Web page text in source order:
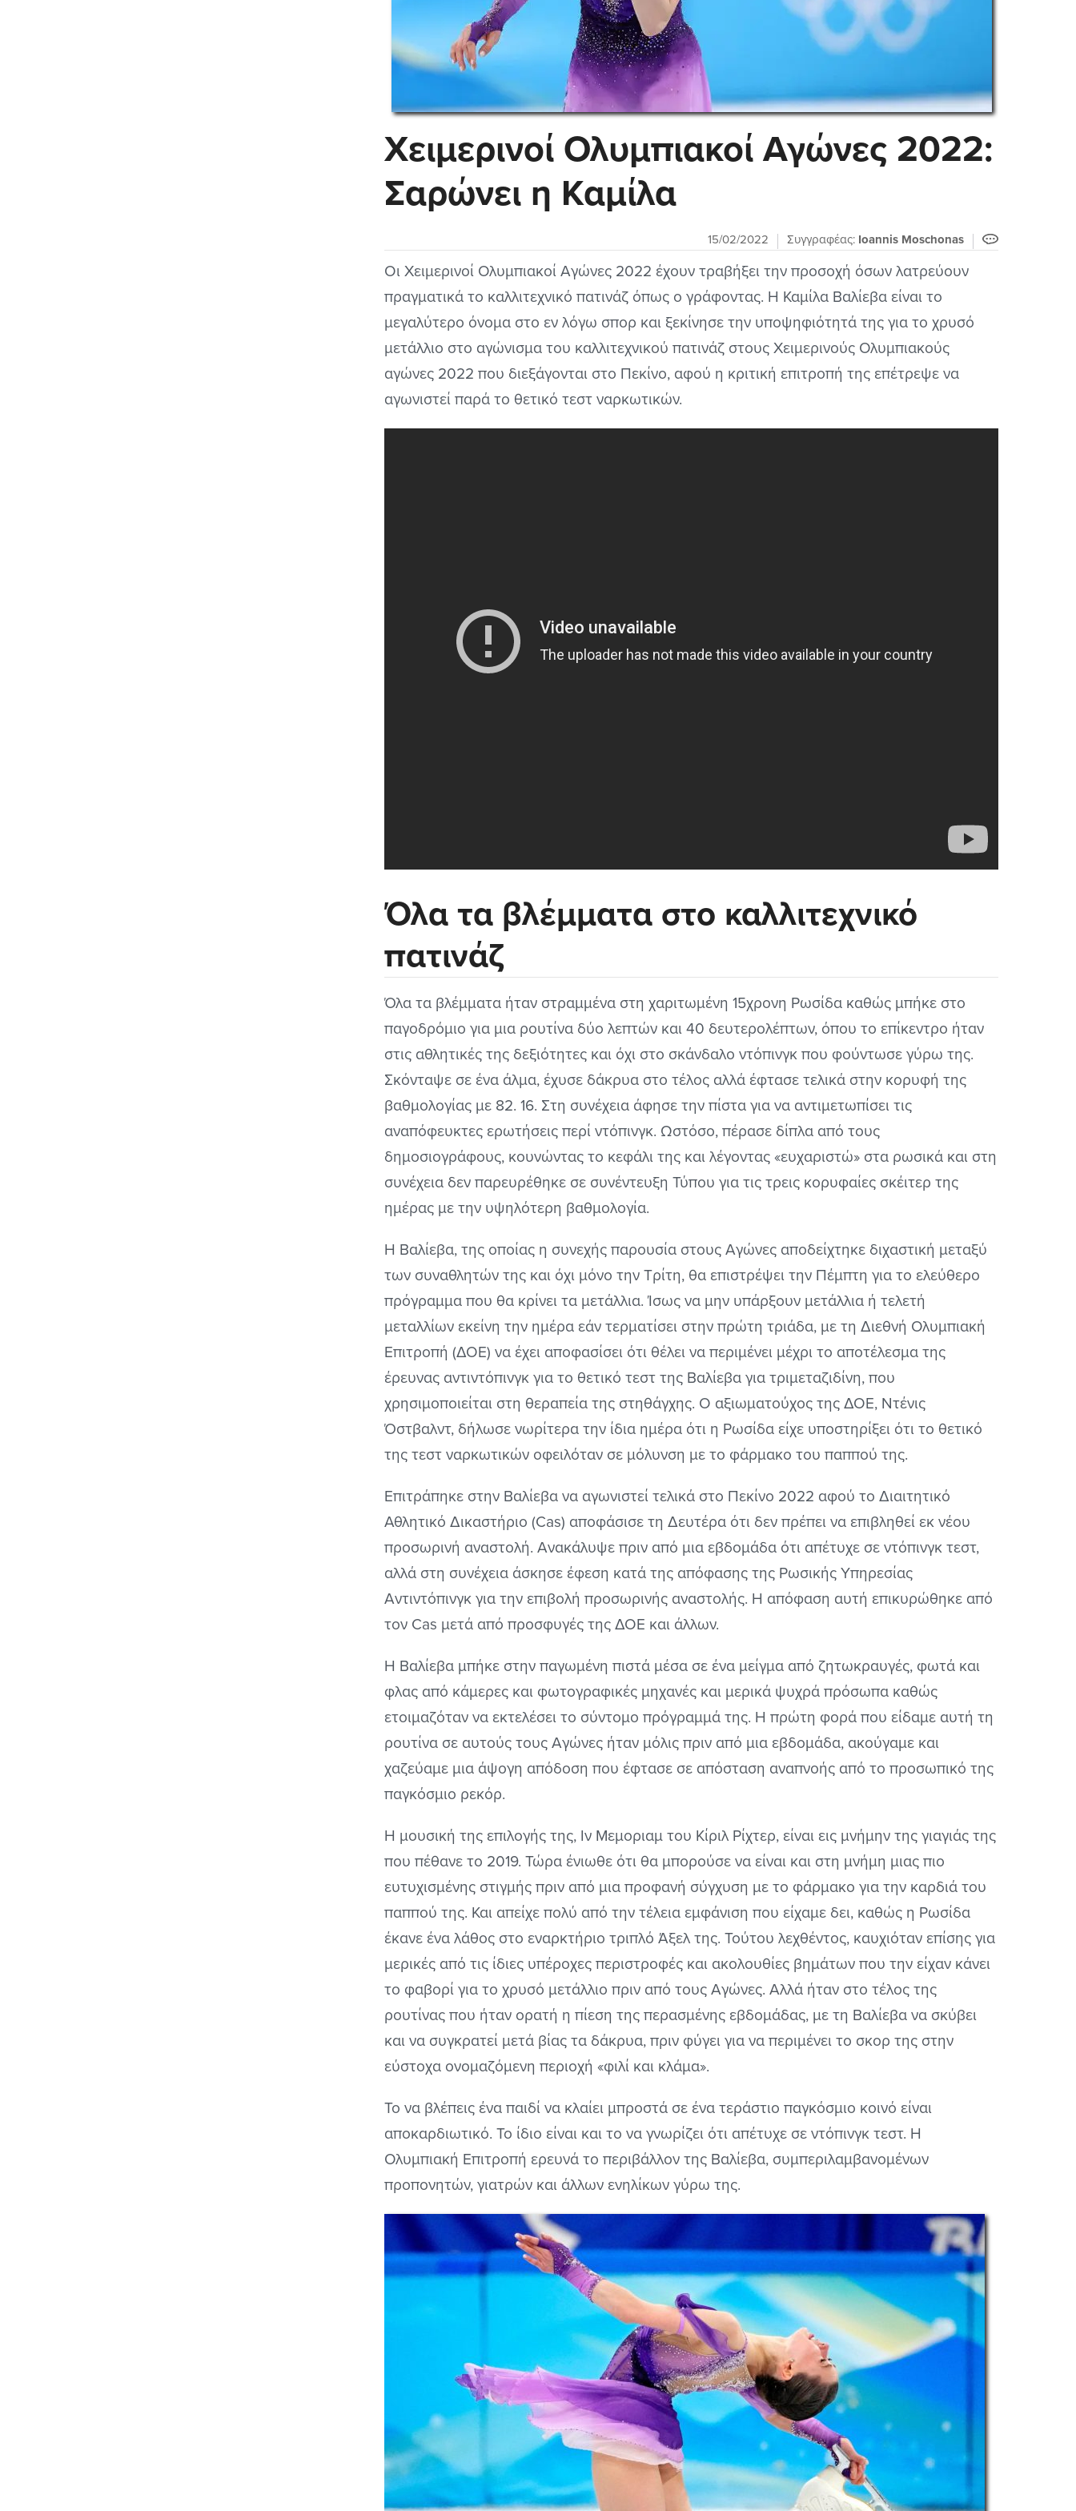
Χειμερινοί Ολυμπιακοί Αγώνες 2022:
Σαρώνει η Καμίλα
15/02/2022 Συγγραφέας: Ioannis Moschonas
Οι Χειμερινοί Ολυμπιακοί Αγώνες 2022 έχουν τραβήξει την προσοχή όσων λατρεύουν
πραγματικά το καλλιτεχνικό πατινάζ όπως ο γράφοντας. Η Καμίλα Βαλίεβα είναι το
μεγαλύτερο όνομα στο εν λόγω σπορ και ξεκίνησε την υποψηφιότητά της για το χρυσό
μετάλλιο στο αγώνισμα του καλλιτεχνικού πατινάζ στους Χειμερινούς Ολυμπιακούς
αγώνες 2022 που διεξάγονται στο Πεκίνο, αφού η κριτική επιτροπή της επέτρεψε να
αγωνιστεί παρά το θετικό τεστ ναρκωτικών.
Όλα τα βλέμματα στο καλλιτεχνικό
πατινάζ
Όλα τα βλέμματα ήταν στραμμένα στη χαριτωμένη 15χρονη Ρωσίδα καθώς μπήκε στο
παγοδρόμιο για μια ρουτίνα δύο λεπτών και 40 δευτερολέπτων, όπου το επίκεντρο ήταν
στις αθλητικές της δεξιότητες και όχι στο σκάνδαλο ντόπινγκ που φούντωσε γύρω της.
Σκόνταψε σε ένα άλμα, έχυσε δάκρυα στο τέλος αλλά έφτασε τελικά στην κορυφή της
βαθμολογίας με 82. 16. Στη συνέχεια άφησε την πίστα για να αντιμετωπίσει τις
αναπόφευκτες ερωτήσεις περί ντόπινγκ. Ωστόσο, πέρασε δίπλα από τους
δημοσιογράφους, κουνώντας το κεφάλι της και λέγοντας «ευχαριστώ» στα ρωσικά και στη
συνέχεια δεν παρευρέθηκε σε συνέντευξη Τύπου για τις τρεις κορυφαίες σκέιτερ της
ημέρας με την υψηλότερη βαθμολογία.
Η Βαλίεβα, της οποίας η συνεχής παρουσία στους Αγώνες αποδείχτηκε διχαστική μεταξύ
των συναθλητών της και όχι μόνο την Τρίτη, θα επιστρέψει την Πέμπτη για το ελεύθερο
πρόγραμμα που θα κρίνει τα μετάλλια. Ίσως να μην υπάρξουν μετάλλια ή τελετή
μεταλλίων εκείνη την ημέρα εάν τερματίσει στην πρώτη τριάδα, με τη Διεθνή Ολυμπιακή
Επιτροπή (ΔΟΕ) να έχει αποφασίσει ότι θέλει να περιμένει μέχρι το αποτέλεσμα της
έρευνας αντιντόπινγκ για το θετικό τεστ της Βαλίεβα για τριμεταζιδίνη, που
χρησιμοποιείται στη θεραπεία της στηθάγχης. Ο αξιωματούχος της ΔΟΕ, Ντένις
Όστβαλντ, δήλωσε νωρίτερα την ίδια ημέρα ότι η Ρωσίδα είχε υποστηρίξει ότι το θετικό
της τεστ ναρκωτικών οφειλόταν σε μόλυνση με το φάρμακο του παππού της.
Επιτράπηκε στην Βαλίεβα να αγωνιστεί τελικά στο Πεκίνο 2022 αφού το Διαιτητικό
Αθλητικό Δικαστήριο (Cas) αποφάσισε τη Δευτέρα ότι δεν πρέπει να επιβληθεί εκ νέου
προσωρινή αναστολή. Ανακάλυψε πριν από μια εβδομάδα ότι απέτυχε σε ντόπινγκ τεστ,
αλλά στη συνέχεια άσκησε έφεση κατά της απόφασης της Ρωσικής Υπηρεσίας
Αντιντόπινγκ για την επιβολή προσωρινής αναστολής. Η απόφαση αυτή επικυρώθηκε από
τον Cas μετά από προσφυγές της ΔΟΕ και άλλων.
Η Βαλίεβα μπήκε στην παγωμένη πιστά μέσα σε ένα μείγμα από ζητωκραυγές, φωτά και
φλας από κάμερες και φωτογραφικές μηχανές και μερικά ψυχρά πρόσωπα καθώς
ετοιμαζόταν να εκτελέσει το σύντομο πρόγραμμά της. Η πρώτη φορά που είδαμε αυτή τη
ρουτίνα σε αυτούς τους Αγώνες ήταν μόλις πριν από μια εβδομάδα, ακούγαμε και
χαζεύαμε μια άψογη απόδοση που έφτασε σε απόσταση αναπνοής από το προσωπικό της
παγκόσμιο ρεκόρ.
Η μουσική της επιλογής της, Ιν Μεμοριαμ του Κίριλ Ρίχτερ, είναι εις μνήμην της γιαγιάς της
που πέθανε το 2019. Τώρα ένιωθε ότι θα μπορούσε να είναι και στη μνήμη μιας πιο
ευτυχισμένης στιγμής πριν από μια προφανή σύγχυση με το φάρμακο για την καρδιά του
παππού της. Και απείχε πολύ από την τέλεια εμφάνιση που είχαμε δει, καθώς η Ρωσίδα
έκανε ένα λάθος στο εναρκτήριο τριπλό Άξελ της. Τούτου λεχθέντος, καυχιόταν επίσης για
μερικές από τις ίδιες υπέροχες περιστροφές και ακολουθίες βημάτων που την είχαν κάνει
το φαβορί για το χρυσό μετάλλιο πριν από τους Αγώνες. Αλλά ήταν στο τέλος της
ρουτίνας που ήταν ορατή η πίεση της περασμένης εβδομάδας, με τη Βαλίεβα να σκύβει
και να συγκρατεί μετά βίας τα δάκρυα, πριν φύγει για να περιμένει το σκορ της στην
εύστοχα ονομαζόμενη περιοχή «φιλί και κλάμα».
Το να βλέπεις ένα παιδί να κλαίει μπροστά σε ένα τεράστιο παγκόσμιο κοινό είναι
αποκαρδιωτικό. Το ίδιο είναι και το να γνωρίζει ότι απέτυχε σε ντόπινγκ τεστ. Η
Ολυμπιακή Επιτροπή ερευνά το περιβάλλον της Βαλίεβα, συμπεριλαμβανομένων
προπονητών, γιατρών και άλλων ενηλίκων γύρω της.